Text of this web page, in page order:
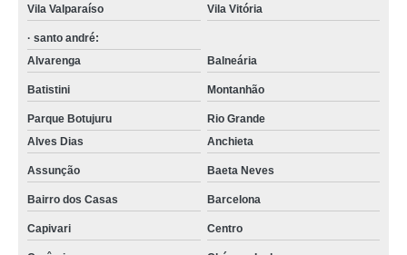
Vila Valparaíso Vila Vitória
· santo andré:
Alvarenga
Balneária
Batistini Montanhão
Parque Botujuru
Rio Grande
Alves Dias
Anchieta
Assunção Baeta Neves
Bairro dos Casas Barcelona
Capivari Centro